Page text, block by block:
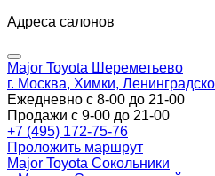
Адреса салонов
Major Toyota Шереметьево
г. Москва, Химки,
Ежедневно с 8-00 до 21-00
Продажи с 9-00 до 21-00
+7 (495) 172-75-76
Проложить маршрут
Major Toyota Сокольники